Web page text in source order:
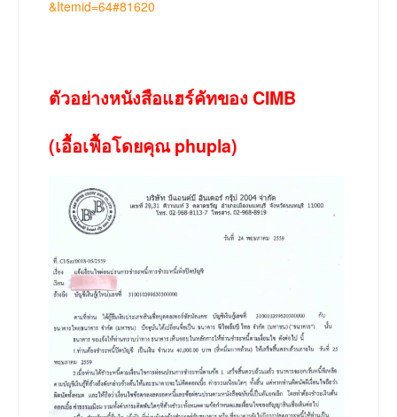
&Itemid=64#81620
ตัวอย่างหนังสือแฮร์คัทของ CIMB
(เอื้อเฟื้อโดยคุณ phupla)